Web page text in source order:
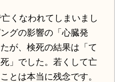
くなわれてしまいまし
グの影響の「心臓発
が、検死の結果は「て
」でした。若くして亡
とは本当に残念です。